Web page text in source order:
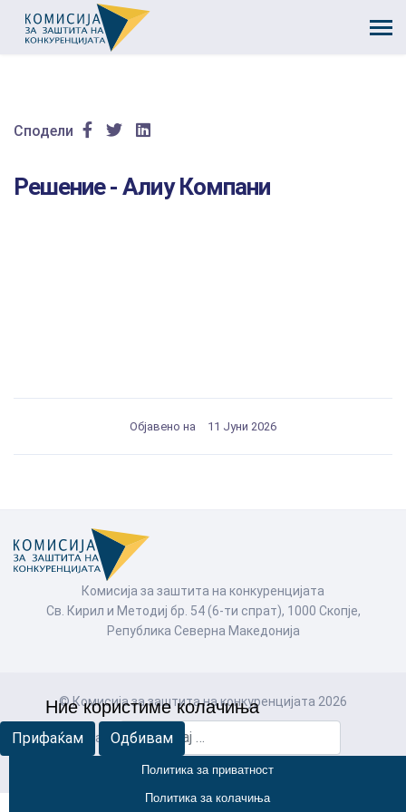
Сподели
Решение - Алиу Компани
Објавено на 11 Јуни 2026
Комисија за заштита на конкуренцијата
Св. Кирил и Методиј бр. 54 (6-ти спрат), 1000 Скопје,
Република Северна Македонија
© Комисија за заштита на конкуренцијата 2026
Пребарај
Ние користиме колачиња
Прифаќам Одбивам
Политика за приватност
Политика за колачиња